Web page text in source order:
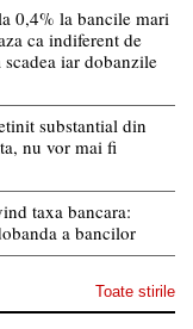
0,4% la bancile mari
ca indiferent de
iar dobanzile
substantial din
nu vor mai fi
taxa bancara:
a bancilor
Toate stirile